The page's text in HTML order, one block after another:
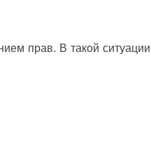
прав. В такой ситуации